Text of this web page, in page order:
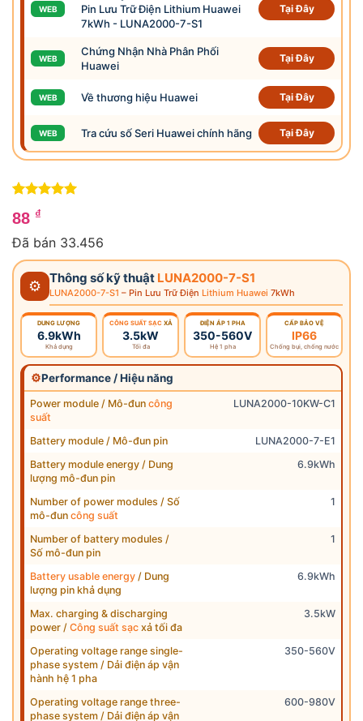
WEB
Pin Lưu Trữ Điện Lithium Huawei
7kWh - LUNA2000-7-S1
Tại Đây
WEB
Chứng Nhận Nhà Phân Phối
Huawei
Tại Đây
WEB Về thương hiệu Huawei Tại Đây
WEB Tra cứu số Seri Huawei chính hãng Tại Đây
trên 5
dựa trên
4
88 ₫
Đã bán 33.456
⚙ Thông số kỹ thuật LUNA2000-7-S1
LUNA2000-7-S1 – Pin Lưu Trữ Điện Lithium Huawei 7kWh
DUNG LƯỢNG
6.9kWh
Khả dụng
CÔNG SUẤT SẠCXẢ
3.5kW
Tối đa
ĐIỆN ÁP 1 PHA
350-560V
Hệ 1 pha
CẤP BẢO VỆ
IP66
Chống bụi, chống nước
⚙Performance / Hiệu năng
Power module / Mô-đun công
suất
LUNA2000-10KW-C1
Battery module / Mô-đun pin
LUNA2000-7-E1
Battery module energy / Dung
lượng mô-đun pin
6.9kWh
Number of power modules / Số
mô-đun công suất
1
Number of battery modules /
Số mô-đun pin
1
Battery usable energy / Dung
lượng pin khả dụng
6.9kWh
Max. charging & discharging
power / Công suất sạc xả tối đa
3.5kW
Operating voltage range single-
phase system / Dải điện áp vận
hành hệ 1 pha
350-560V
Operating voltage range three-
phase system / Dải điện áp vận
600-980V